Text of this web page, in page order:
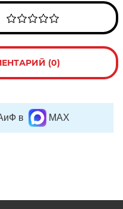
(0)
в MAX